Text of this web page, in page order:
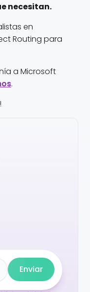
necesitan.
en
Routing para
a Microsoft
.
Enviar